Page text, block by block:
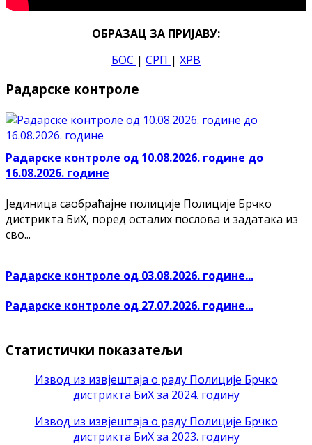
ОБРАЗАЦ ЗА ПРИЈАВУ:
БОС | СРП | ХРВ
Радарске контроле
Радарске контроле од 10.08.2026. године до
16.08.2026. године
Јединица саобраћајне полиције Полиције Брчко
дистрикта БиХ, поред осталих послова и задатака из
сво...
Радарске контроле од 03.08.2026. године...
Радарске контроле од 27.07.2026. године...
Статистички показатељи
Извод из извјештаја о раду Полиције Брчко
дистрикта БиХ за 2024. годину
Извод из извјештаја о раду Полиције Брчко
дистрикта БиХ за 2023. годину